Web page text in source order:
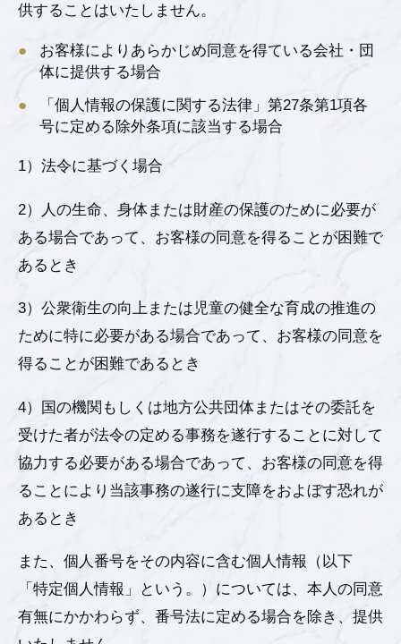
供することはいたしません。
お客様によりあらかじめ同意を得ている会社・団
体に提供する場合
「個人情報の保護に関する法律」第27条第1項各
号に定める除外条項に該当する場合
1）法令に基づく場合
2）人の生命、身体または財産の保護のために必要が
ある場合であって、お客様の同意を得ることが困難で
あるとき
3）公衆衛生の向上または児童の健全な育成の推進の
ために特に必要がある場合であって、お客様の同意を
得ることが困難であるとき
4）国の機関もしくは地方公共団体またはその委託を
受けた者が法令の定める事務を遂行することに対して
協力する必要がある場合であって、お客様の同意を得
ることにより当該事務の遂行に支障をおよぼす恐れが
あるとき
また、個人番号をその内容に含む個人情報（以下
「特定個人情報」という。）については、本人の同意
有無にかかわらず、番号法に定める場合を除き、提供